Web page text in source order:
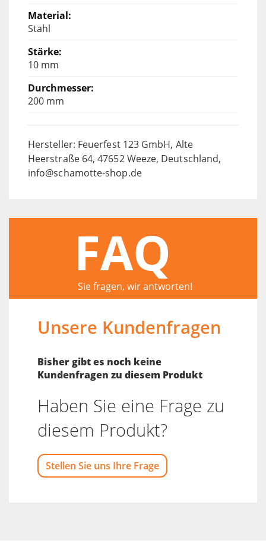
Stahl
10 mm
200 mm
Hersteller: Feuerfest 123 GmbH, Alte
Heerstraße 64, 47652 Weeze, Deutschland,
info@schamotte-shop.de
FAQ
Sie fragen, wir antworten!
Unsere Kundenfragen
Bisher gibt es noch keine
Kundenfragen zu diesem Produkt
Haben Sie eine Frage zu
diesem Produkt?
Stellen Sie uns Ihre Frage